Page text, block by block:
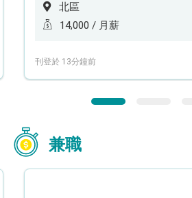
北區
14,000 / 月薪
刊登於 13分鐘前
兼職